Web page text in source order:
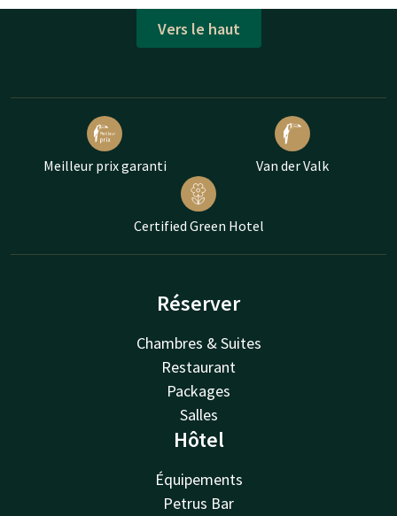
Vers le haut
Meilleur prix garanti Van der Valk
Certified Green Hotel
Réserver
Chambres & Suites
Restaurant
Packages
Salles
Hôtel
Équipements
Petrus Bar